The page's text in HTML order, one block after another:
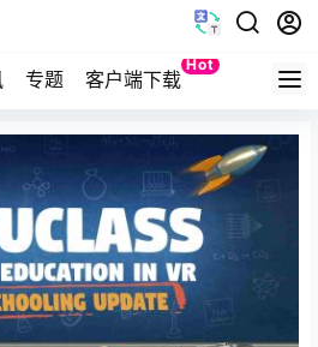
专题 客户端下载
Hot
Quest